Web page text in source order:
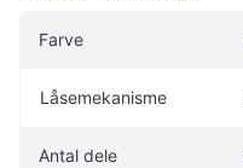
Farve
Låsemekanisme
Antal dele